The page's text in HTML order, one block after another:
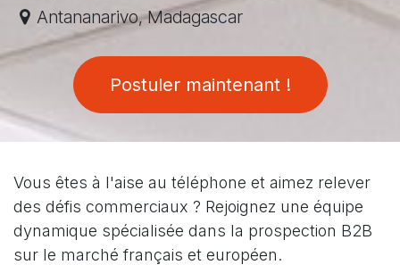
Antananarivo,Madagascar
Postuler maintenant !
Vous êtes à l'aise au téléphone et aimez relever
des défis commerciaux ? Rejoignez une équipe
dynamique spécialisée dans la prospection B2B
sur le marché français et européen.